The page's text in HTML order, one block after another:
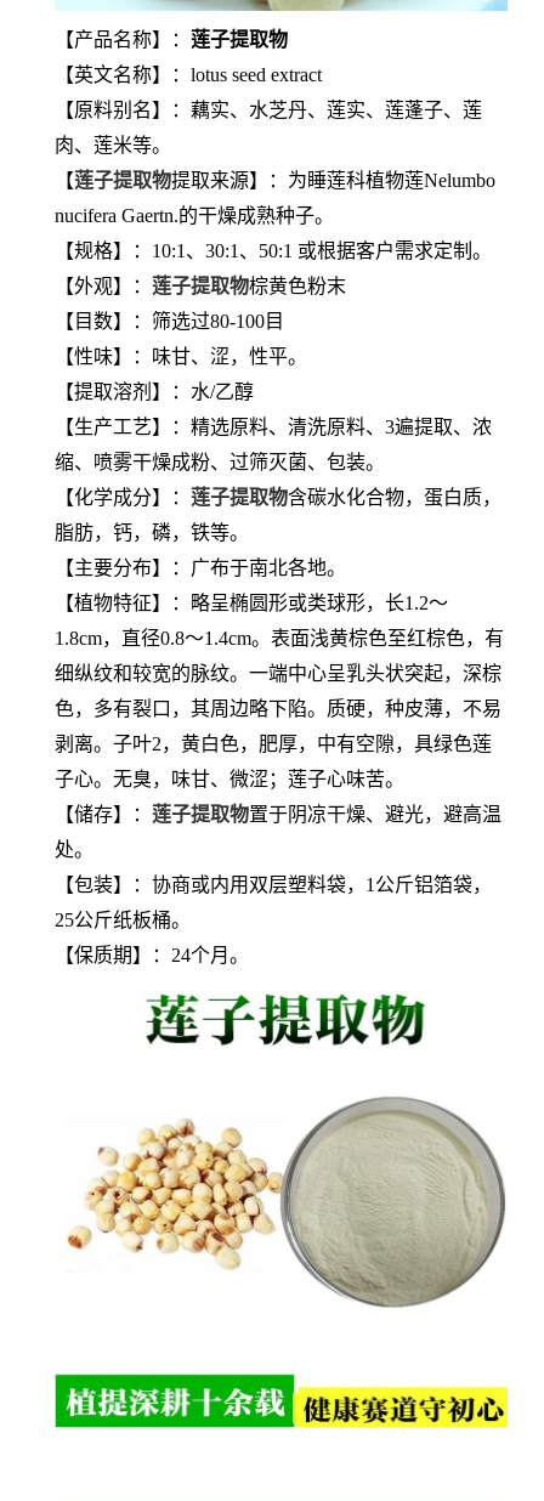
【产品名称】： 莲子提取物
【英文名称】：lotus seed extract
【原料别名】：藕实、水芝丹、莲实、莲蓬子、莲
肉、莲米等。
【莲子提取物提取来源】：为睡莲科植物莲Nelumbo
nucifera Gaertn.的干燥成熟种子。
【规格】：10:1、30:1、50:1 或根据客户需求定制。
【外观】： 莲子提取物棕黄色粉末
【目数】：筛选过80-100目
【性味】：味甘、涩，性平。
【提取溶剂】：水/乙醇
【生产工艺】：精选原料、清洗原料、3遍提取、浓
缩、喷雾干燥成粉、过筛灭菌、包装。
【化学成分】： 莲子提取物含碳水化合物，蛋白质，
脂肪，钙，磷，铁等。
【主要分布】：广布于南北各地。
【植物特征】：略呈椭圆形或类球形，长1.2～
1.8cm，直径0.8～1.4cm。表面浅黄棕色至红棕色，有
细纵纹和较宽的脉纹。一端中心呈乳头状突起，深棕
色，多有裂口，其周边略下陷。质硬，种皮薄，不易
剥离。子叶2，黄白色，肥厚，中有空隙，具绿色莲
子心。无臭，味甘、微涩；莲子心味苦。
【储存】： 莲子提取物置于阴凉干燥、避光，避高温
处。
【包装】：协商或内用双层塑料袋，1公斤铝箔袋，
25公斤纸板桶。
【保质期】：24个月。